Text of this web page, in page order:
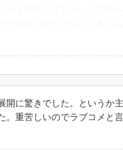
が立ち上がりクロイツをぶ
開に驚きでした。というか
。重苦しいのでラブコメと